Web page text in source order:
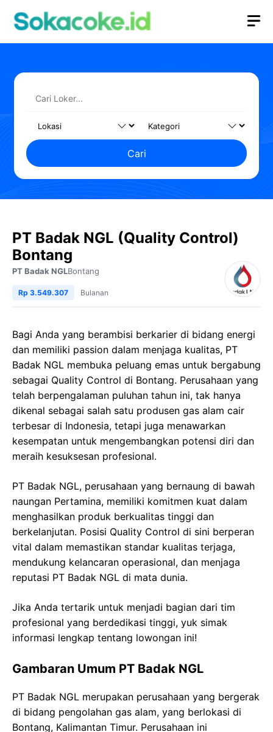
Cari
PT Badak NGL (Quality Control)
Bontang
PT Badak NGLBontang
Rp 3.549.307 Bulanan
Bagi Anda yang berambisi berkarier di bidang energi
dan memiliki passion dalam menjaga kualitas, PT
Badak NGL membuka peluang emas untuk bergabung
sebagai Quality Control di Bontang. Perusahaan yang
telah berpengalaman puluhan tahun ini, tak hanya
dikenal sebagai salah satu produsen gas alam cair
terbesar di Indonesia, tetapi juga menawarkan
kesempatan untuk mengembangkan potensi diri dan
meraih kesuksesan profesional.
PT Badak NGL, perusahaan yang bernaung di bawah
naungan Pertamina, memiliki komitmen kuat dalam
menghasilkan produk berkualitas tinggi dan
berkelanjutan. Posisi Quality Control di sini berperan
vital dalam memastikan standar kualitas terjaga,
mendukung kelancaran operasional, dan menjaga
reputasi PT Badak NGL di mata dunia.
Jika Anda tertarik untuk menjadi bagian dari tim
profesional yang berdedikasi tinggi, yuk simak
informasi lengkap tentang lowongan ini!
Gambaran Umum PT Badak NGL
PT Badak NGL merupakan perusahaan yang bergerak
di bidang pengolahan gas alam, yang berlokasi di
Bontang, Kalimantan Timur. Perusahaan ini